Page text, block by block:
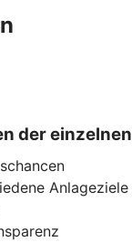
der
Anlageziele